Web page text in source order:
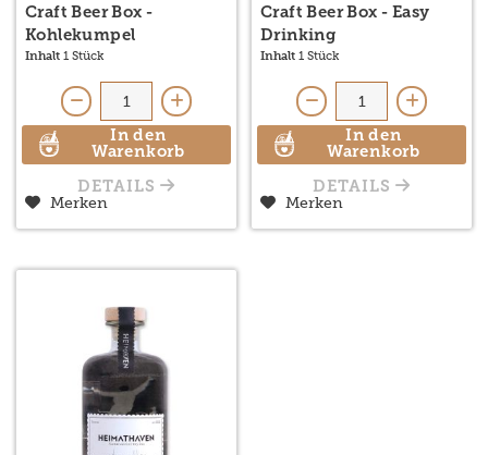
Craft Beer Box -
Kohlekumpel
Inhalt 1 Stück
In den
Warenkorb
DETAILS
Merken
Craft Beer Box - Easy
Drinking
Inhalt 1 Stück
In den
Warenkorb
DETAILS
Merken